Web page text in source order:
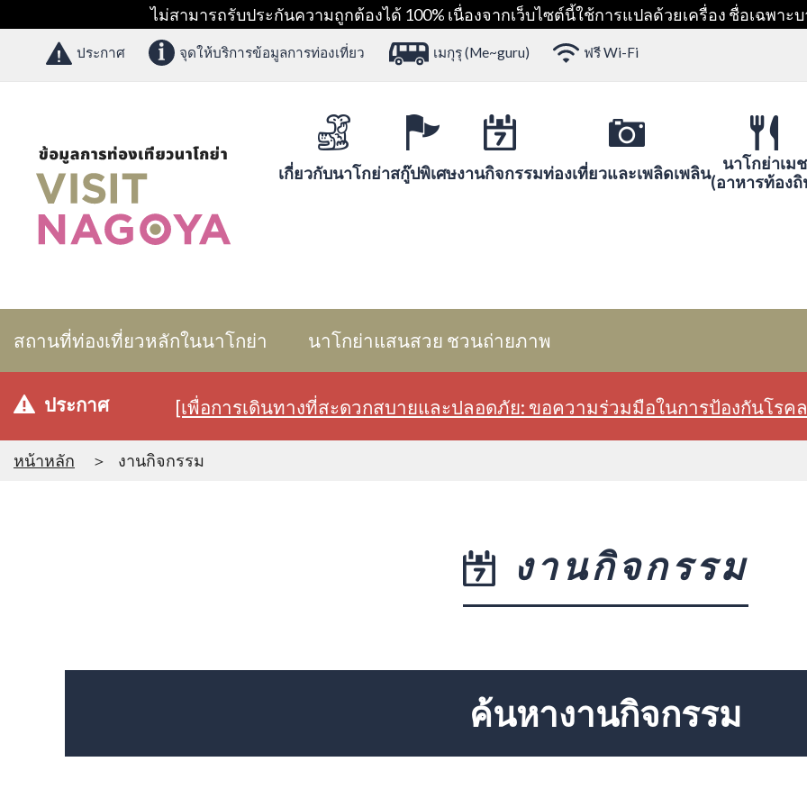
ไม่สามารถรับประกันความถูกต้องได้ 100% เนื่องจากเว็บไซต์นี้ใช้การแปลด้วยเครื่อง ชื่อเฉพา
ประกาศ จุดให้บริการข้อมูลการท่องเที่ยว เมกุรุ (Me~guru) ฟรี Wi-Fi
เกี่ยวกับนาโกย่าสกู๊ปพิเศษงานกิจกรรมท่องเที่ยวและเพลิดเพลิน
นาโกย่าเมช
(อาหารท้องถิ
สถานที่ท่องเที่ยวหลักในนาโกย่า นาโกย่าแสนสวย ชวนถ่ายภาพ
ประกาศ [เพื่อการเดินทางที่สะดวกสบายและปลอดภัย: ขอความร่วมมือในการป้องกันโรค
หน้าหลัก งานกิจกรรม
งานกิจกรรม
ค้นหางานกิจกรรม